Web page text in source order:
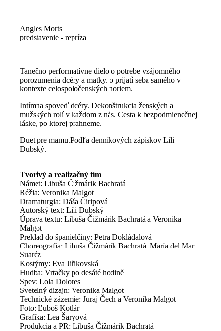
Angles Morts
predstavenie - repríza
Tanečno performatívne dielo o potrebe vzájomného
porozumenia dcéry a matky, o prijatí́ seba samého v
kontexte celospoločenských noriem.
Intímna spoveď dcéry. Dekonštrukcia ženských a
mužských rolí v každom z nás. Cesta k bezpodmienečnej
láske, po ktorej prahneme.
Duet pre mamu.Podľa denníkových zápiskov Lili
Dubský.
Tvorivý a realizačný tím
Námet: Libuša Čižmárik Bachratá
Réžia: Veronika Malgot
Dramaturgia: Dáša Čiripová
Autorský text: Lili Dubský
Úprava textu: Libuša Čižmárik Bachratá a Veronika
Malgot
Preklad do španielčiny: Petra Dokládalová
Choreografia: Libuša Čižmárik Bachratá, María del Mar
Suaréz
Kostýmy: Eva Jiřikovská
Hudba: Vrtačky po desáté hodině
Spev: Lola Dolores
Svetelný dizajn: Veronika Malgot
Technické zázemie: Juraj Čech a Veronika Malgot
Foto: Ľuboš Kotlár
Grafika: Lea Šaryová
Produkcia a PR: Libuša Čižmárik Bachratá